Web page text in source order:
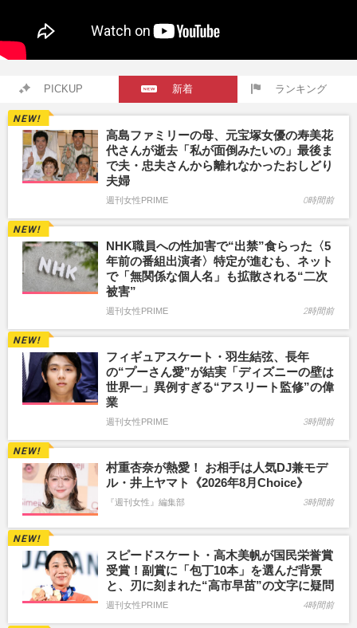
PICKUP 新着 ランキング
高島ファミリーの母、元宝塚女優の寿美花
代さんが逝去「私が面倒みたいの」最後ま
で夫・忠夫さんから離れなかったおしどり
夫婦
週刊女性PRIME 0時間前
NHK職員への性加害で“出禁”食らった〈5
年前の番組出演者〉特定が進むも、ネット
で「無関係な個人名」も拡散される“二次
被害”
週刊女性PRIME 2時間前
フィギュアスケート・羽生結弦、長年
の“プーさん愛”が結実「ディズニーの壁は
世界一」異例すぎる“アスリート監修”の偉
業
週刊女性PRIME 3時間前
村重杏奈が熱愛！ お相手は人気DJ兼モデ
ル・井上ヤマト《2026年8月Choice》
『週刊女性』編集部 3時間前
スピードスケート・高木美帆が国民栄誉賞
受賞！副賞に「包丁10本」を選んだ背景
と、刃に刻まれた“高市早苗”の文字に疑問
週刊女性PRIME 4時間前